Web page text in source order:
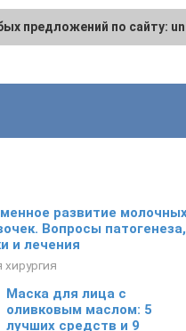
развитие
Вопросы патогенеза,
и лечения
хирургия
Маска для лица с
оливковым маслом: 5
лучших средств и 9
предложений по сайту: